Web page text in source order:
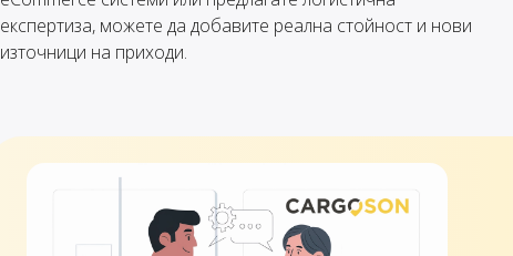
експертиза, можете да добавите реална стойност и нови
източници на приходи.